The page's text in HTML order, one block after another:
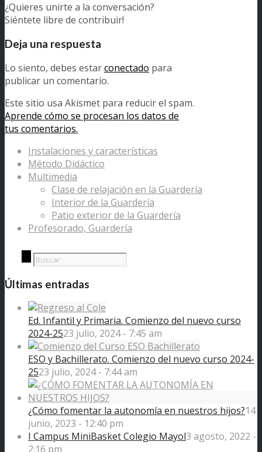
¿Quieres unirte a la conversación?
Siéntete libre de contribuir!
Deja una respuesta
Lo siento, debes estarconectado para
publicar un comentario.
Este sitio usa Akismet para reducir el spam.
Aprende cómo se procesan los datos de
tus comentarios.
Instalaciones y características
Método Didáctico
Multimedia
Clase de relajación en la Guardería
Interior de la Guardería
Patio exterior de la Guardería
Profesorado, Guardería
Últimas entradas
Ed. Infantil y Primaria. Comienzo del nuevo curso
2024-2523 julio, 2024 - 7:45 am
ESO y Bachillerato. Comienzo del nuevo curso 2024-
2523 julio, 2024 - 7:44 am
¿Cómo fomentar la autonomía en nuestros hijos?14
junio, 2023 - 12:40 pm
I Campus MiniBasket Colegio Mayol3 agosto, 2022 -
2:16 pm